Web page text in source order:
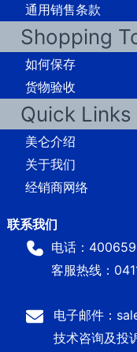
通用销售条款
Shopping
如何保存
货物验收
Quick Links
美仑介绍
关于我们
经销商网络
电话：
客服热线：
电子邮件：
技术咨询及投